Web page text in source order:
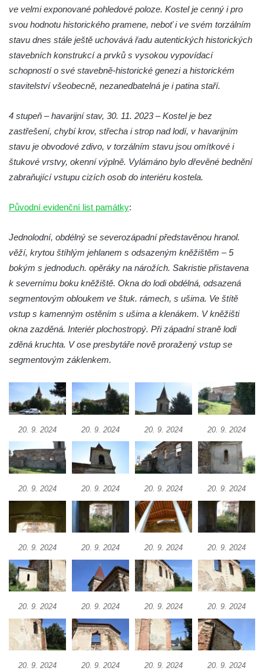
Kaple svatých Petra a Pavla v Kladrubech u
Teplic
Kaple svatého Jana Nepomuckého ve
Štěrbině
Heymannova kaple v Havířské ulici v
Duchcově
Kaple svaté Barbory v sadech Rudé
armády v Duchcově
Kaple Panny Marie Pomocné na hřbitově v
Kaple v Želénkách
Tříkrálová kaple u Rybniště
Lischkeova kaple severně od Dolní
Chřibské
Farská kaple pod Širokým vrchem
Kostel svatého Michaela v Nové Roli
Kostel svatých Petra a Pavla v Kadani
Chrám pokoje v Hrádku nad Nisou
Kostel svatého Bartoloměje v Hrádku nad
Kostel svatého Mikuláše v Tisové u
Tachova
Kostel svatého Vavřince v Náchodě
Kostel svaté Kateřiny Alexandrijské ve
Vysokém nad Jizerou
Kostel svatého Prokopa v Jablonci nad
Pavilon bývalé studny na náměstí Dr. Karla
Kramáře ve Vysokém nad Jizerou
Evangelický kostel (Centrum setkávání) v
Dolní Poustevně
Kostel Nanebevstupení Páně na hřbitově v
Mikulášovicích
ve velmi exponované pohledové poloze. Kostel je cenný i pro
svou hodnotu historického pramene, neboť i ve svém torzálním
stavu dnes stále ještě uchovává řadu autentických historických
stavebních konstrukcí a prvků s vysokou vypovídací
schopností o své stavebně-historické genezi a historickém
stavitelství všeobecně, nezanedbatelná je i patina staří.
4 stupeň – havarijní stav, 30. 11. 2023 – Kostel je bez
zastřešení, chybí krov, střecha i strop nad lodí, v havarijním
stavu je obvodové zdivo, v torzálním stavu jsou omítkové i
štukové vrstvy, okenní výplně. Vylámáno bylo dřevěné bednění
zabraňující vstupu cizích osob do interiéru kostela.
Původní evidenční list památky:
Jednolodní, obdélný se severozápadní představěnou hranol.
věží, krytou štíhlým jehlanem s odsazeným kněžištěm – 5
bokým s jednoduch. opěráky na nárožích. Sakristie přistavena
k severnímu boku kněžiště. Okna do lodi obdélná, odsazená
segmentovým obloukem ve štuk. rámech, s ušima. Ve štítě
vstup s kamenným ostěním s ušima a klenákem. V kněžišti
okna zazděná. Interiér plochostropý. Při západní straně lodi
zděná kruchta. V ose presbytáře nově proražený vstup se
segmentovým záklenkem.
20. 9. 2024 20. 9. 2024 20. 9. 2024 20. 9. 2024
20. 9. 2024 20. 9. 2024 20. 9. 2024 20. 9. 2024
20. 9. 2024 20. 9. 2024 20. 9. 2024 20. 9. 2024
20. 9. 2024 20. 9. 2024 20. 9. 2024 20. 9. 2024
20. 9. 2024 20. 9. 2024 20. 9. 2024 20. 9. 2024